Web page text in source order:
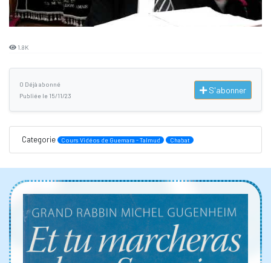
1.8K
0 Déjà abonné
Publiée le 15/11/23
S'abonner
Categorie Cours Vidéos de Guemara - Talmud Chabat